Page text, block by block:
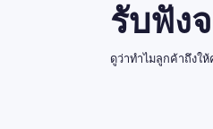
รับฟัง
ดูว่าทำไมลูกค้าถึงใ